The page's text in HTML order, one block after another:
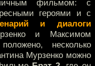
фильмом: с
героями и с
и диалоги
и Максимом
несколько
Мурзенко можно